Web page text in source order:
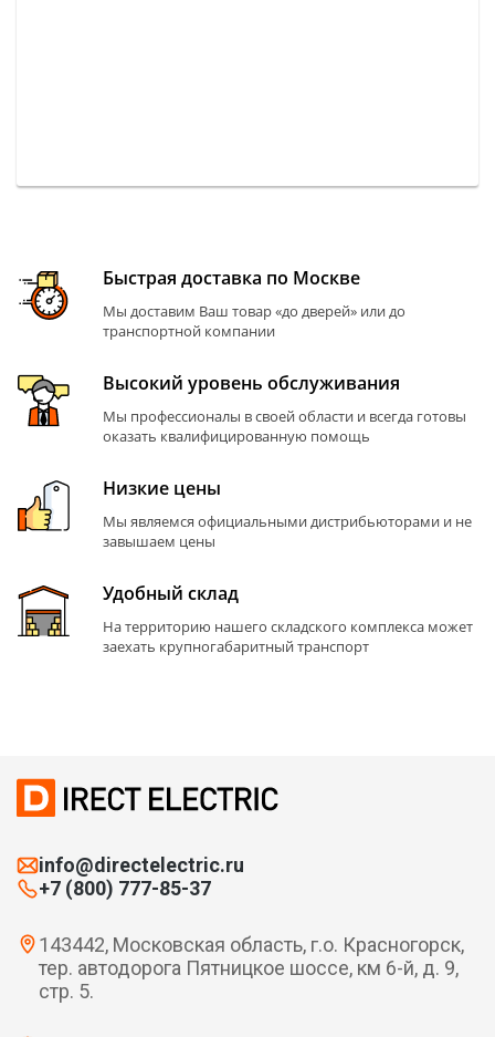
Быстрая доставка по Москве
Мы доставим Ваш товар «до дверей» или до
транспортной компании
Высокий уровень обслуживания
Мы профессионалы в своей области и всегда готовы
оказать квалифицированную помощь
Низкие цены
Мы являемся официальными дистрибьюторами и не
завышаем цены
Удобный склад
На территорию нашего складского комплекса может
заехать крупногабаритный транспорт
info@directelectric.ru
+7 (800) 777-85-37
143442, Московская область, г.о. Красногорск,
тер. автодорога Пятницкое шоссе, км 6-й, д. 9,
стр. 5.